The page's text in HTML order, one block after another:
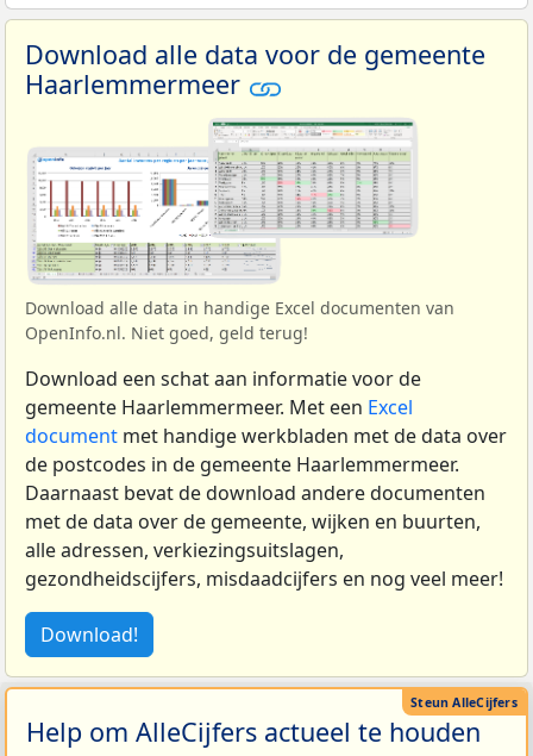
Download alle data voor de gemeente
Haarlemmermeer
Download alle data in handige Excel documenten van
OpenInfo.nl. Niet goed, geld terug!
Download een schat aan informatie voor de
gemeente Haarlemmermeer. Met een Excel
document met handige werkbladen met de data over
de postcodes in de gemeente Haarlemmermeer.
Daarnaast bevat de download andere documenten
met de data over de gemeente, wijken en buurten,
alle adressen, verkiezingsuitslagen,
gezondheidscijfers, misdaadcijfers en nog veel meer!
Download!
Help om AlleCijfers actueel te houden